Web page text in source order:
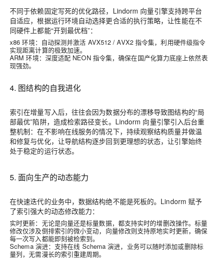
不同于依赖固定写死的优化路径，Lindorm 向量引擎支持跨平台
自适应，根据运行环境自动选择更合适的执行策略，让性能在不
同硬件上都能“开到最优档”：
x86 环境：自动探测并激活 AVX512 / AVX2指令集，利用硬件级指令
实现距离计算的极致加速。
ARM 环境：深度适配 NEON指令集，确保在国产化算力底座上依然表
现强劲。
4. 图结构的自我进化
索引在增量写入后，往往会因为数据分布的漂移导致图结构的“局
部最优”陷阱，造成检索路径变长。Lindorm 向量引擎引入后台重
整机制：在不影响在线服务的情况下，持续观察结构质量并做温
和修复与优化，让导航结构逐步回到更理想的状态，让引擎始终
处于稳定的运行状态。
5. 面向生产的动态能力
在快速迭代的业务中，数据结构绝不能是死板的。Lindorm 赋予
了索引强大的动态修改能力：
实时更新：无论是向量还是标量数据，都支持实时的增删改操作。标量
修改仅涉及倒排索引的微小变动，向量修改则支持原地实时更新，确保
每一次写入都能即刻被检索到。
Schema 演进：支持在线 Schema 演进，业务可以随时添加或删除标
量列，无需漫长的索引重建周期。